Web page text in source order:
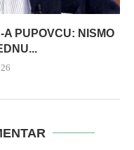
PUPOVCU: NISMO